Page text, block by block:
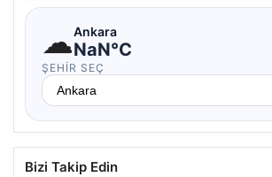
☁Ankara
NaN°C
ŞEHIR SEÇ
Bizi Takip Edin